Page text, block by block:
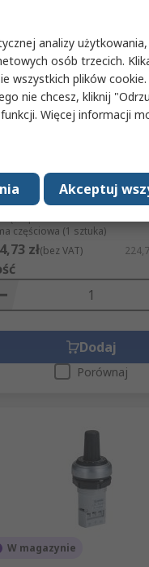
W magazynie
Śruba 11BG0910D024
890-4247
częściowa (1 sztuka)
zł(bez VAT)
Dodaj
Porównaj
W magazynie
analizy użytkowania,
osób trzecich.
wszystkich plików
nie chcesz, kliknij
Więcej informacji
Akceptuj